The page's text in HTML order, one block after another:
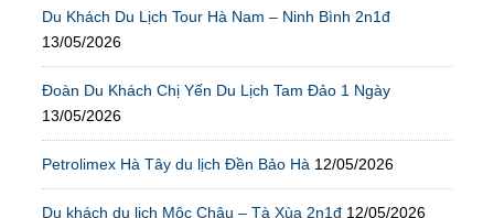
Du Khách Du Lịch Tour Hà Nam – Ninh Bình 2n1đ
13/05/2026
Đoàn Du Khách Chị Yến Du Lịch Tam Đảo 1 Ngày
13/05/2026
Petrolimex Hà Tây du lịch Đền Bảo Hà 12/05/2026
Du khách du lịch Mộc Châu – Tà Xùa 2n1đ 12/05/2026